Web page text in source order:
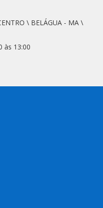
\ BELÁGUA - MA \
às 13:00